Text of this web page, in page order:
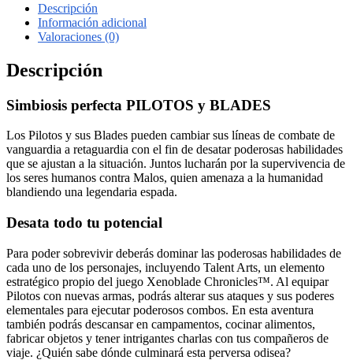
Descripción
Información adicional
Valoraciones (0)
Descripción
Simbiosis perfecta PILOTOS y BLADES
Los Pilotos y sus Blades pueden cambiar sus líneas de combate de
vanguardia a retaguardia con el fin de desatar poderosas habilidades
que se ajustan a la situación. Juntos lucharán por la supervivencia de
los seres humanos contra Malos, quien amenaza a la humanidad
blandiendo una legendaria espada.
Desata todo tu potencial
Para poder sobrevivir deberás dominar las poderosas habilidades de
cada uno de los personajes, incluyendo Talent Arts, un elemento
estratégico propio del juego Xenoblade Chronicles™. Al equipar
Pilotos con nuevas armas, podrás alterar sus ataques y sus poderes
elementales para ejecutar poderosos combos. En esta aventura
también podrás descansar en campamentos, cocinar alimentos,
fabricar objetos y tener intrigantes charlas con tus compañeros de
viaje. ¿Quién sabe dónde culminará esta perversa odisea?